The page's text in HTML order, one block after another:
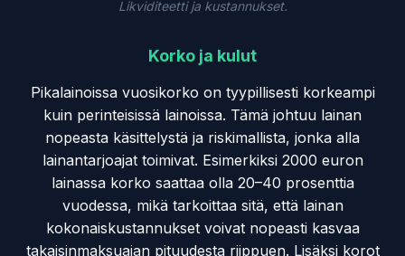
Likviditeetti ja kustannukset.
Korko ja kulut
Pikalainoissa vuosikorko on tyypillisesti korkeampi
kuin perinteisissä lainoissa. Tämä johtuu lainan
nopeasta käsittelystä ja riskimallista, jonka alla
lainantarjoajat toimivat. Esimerkiksi 2000 euron
lainassa korko saattaa olla 20–40 prosenttia
vuodessa, mikä tarkoittaa sitä, että lainan
kokonaiskustannukset voivat nopeasti kasvaa
takaisinmaksuajan pituudesta riippuen. Lisäksi korot